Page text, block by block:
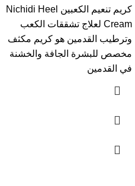
كريم تنعيم الكعبين Nichidi Heel
Cream لعلاج تشققات الكعب
وترطيب القدمين هو كريم مكثف
مخصص للبشرة الجافة والخشنة
في القدمين